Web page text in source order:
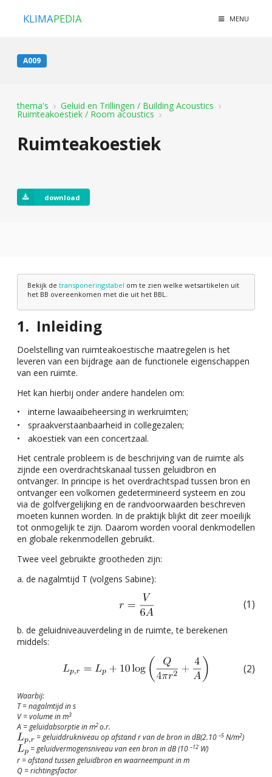
KLIMAPEDIA MENU
A009
thema's Geluid en Trillingen / Building Acoustics
Ruimteakoestiek / Room acoustics
Ruimteakoestiek
download
Bekijk de transponeringstabel om te zien welke wetsartikelen uit
het BB overeenkomen met die uit het BBL.
Inleiding
Doelstelling van ruimteakoestische maatregelen is het
leveren van een bijdrage aan de functionele eigenschappen
van een ruimte.
Het kan hierbij onder andere handelen om:
interne lawaaibeheersing in werkruimten;
spraakverstaanbaarheid in collegezalen;
akoestiek van een concertzaal.
Het centrale probleem is de beschrijving van de ruimte als
zijnde een overdrachtskanaal tussen geluidbron en
ontvanger. In principe is het overdrachtspad tussen bron en
ontvanger een volkomen gedetermineerd systeem en zou
via de golfvergelijking en de randvoorwaarden beschreven
moeten kunnen worden. In de praktijk blijkt dit zeer moeilijk
tot onmogelijk te zijn. Daarom worden vooral denkmodellen
en globale rekenmodellen gebruikt.
Twee veel gebruikte grootheden zijn:
a. de nagalmtijd T (volgens Sabine):
(1)
b. de geluidniveauverdeling in de ruimte, te berekenen
middels:
(2)
Waarbij:
T = nagalmtijd in s
V = volume in m3
A = geluidabsorptie in m2o.r.
= geluiddrukniveau op afstand r van de bron in dB(2.10 –5 N/m2)
= geluidvermogensniveau van een bron in dB (10 –12 W)
r = afstand tussen geluidbron en waarneempunt in m
Q = richtingsfactor